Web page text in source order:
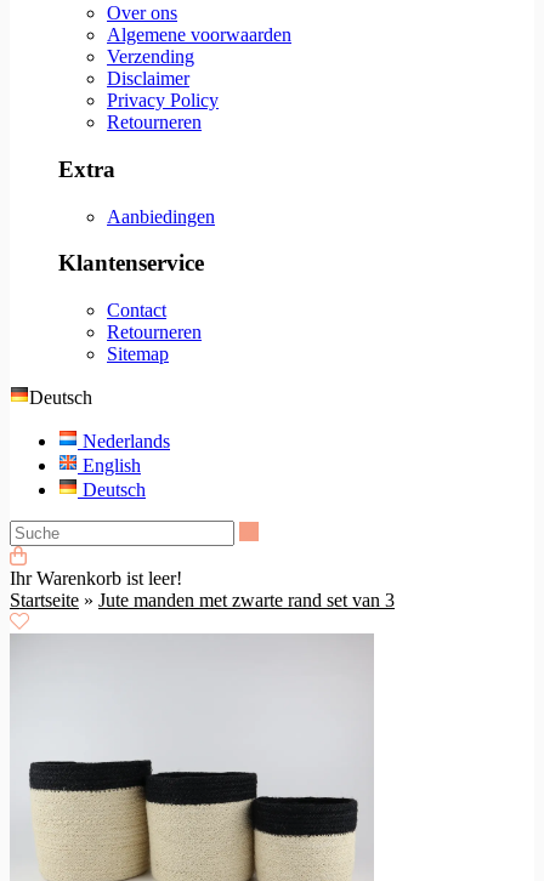
Over ons
Algemene voorwaarden
Verzending
Disclaimer
Privacy Policy
Retourneren
Extra
Aanbiedingen
Klantenservice
Contact
Retourneren
Sitemap
Deutsch
Nederlands
English
Deutsch
Ihr Warenkorb ist leer!
Startseite » Jute manden met zwarte rand set van 3